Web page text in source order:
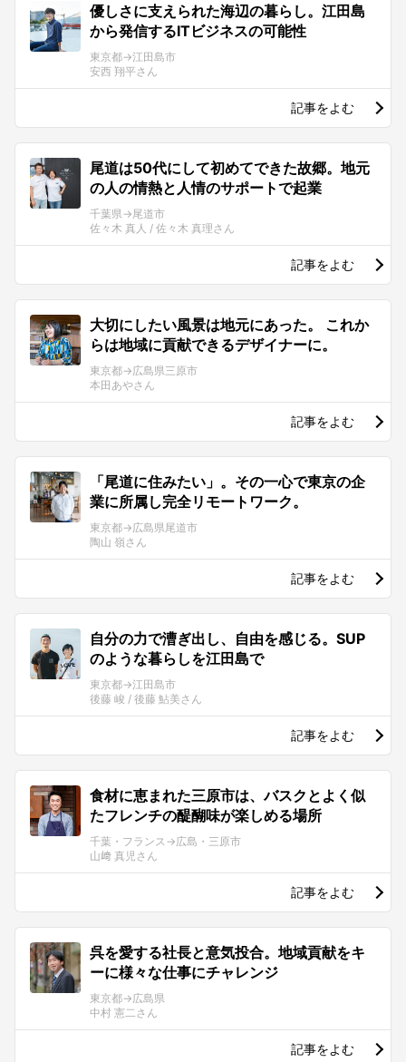
優しさに支えられた海辺の暮らし。江田島
から発信するITビジネスの可能性
東京都→江田島市
安西 翔平さん
記事をよむ
尾道は50代にして初めてできた故郷。地元
の人の情熱と人情のサポートで起業
千葉県→尾道市
佐々木 真人 / 佐々木 真理さん
記事をよむ
大切にしたい風景は地元にあった。 これか
らは地域に貢献できるデザイナーに。
東京都→広島県三原市
本田あやさん
記事をよむ
「尾道に住みたい」。その一心で東京の企
業に所属し完全リモートワーク。
東京都→広島県尾道市
陶山 嶺さん
記事をよむ
自分の力で漕ぎ出し、自由を感じる。SUP
のような暮らしを江田島で
東京都→江田島市
後藤 峻 / 後藤 鮎美さん
記事をよむ
食材に恵まれた三原市は、バスクとよく似
たフレンチの醍醐味が楽しめる場所
千葉・フランス→広島・三原市
山﨑 真児さん
記事をよむ
呉を愛する社長と意気投合。地域貢献をキ
ーに様々な仕事にチャレンジ
東京都→広島県
中村 憲二さん
記事をよむ